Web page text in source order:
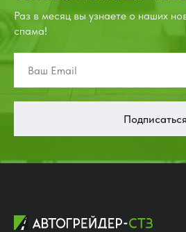
Раз в месяц вы узнаете о наших
спама!
Подписаться